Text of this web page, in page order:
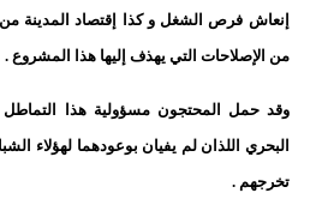
إنعاش فرص الشغل و كذا إقتصاد المدينة من
من الإصلاحات التي يهذف إليها هذا المشروع .
وقد حمل المحتجون مسؤولية هذا التماطل
البحري اللذان لم يفيان بوعودهما لهؤلاء
تخرجهم .